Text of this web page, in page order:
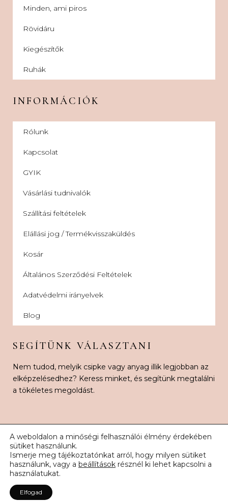
Minden, ami piros
Rövidáru
Kiegészítők
Ruhák
INFORMÁCIÓK
Rólunk
Kapcsolat
GYIK
Vásárlási tudnivalók
Szállítási feltételek
Elállási jog / Termékvisszaküldés
Kosár
Általános Szerződési Feltételek
Adatvédelmi irányelvek
Blog
SEGÍTÜNK VÁLASZTANI
Nem tudod, melyik csipke vagy anyag illik legjobban az
elképzelésedhez? Keress minket, és segítünk megtalálni
a tökéletes megoldást.
© 2026 Karnak Esküvői Csipke. Minden jog fenntartva.
A weboldalon a minőségi felhasználói élmény érdekében
sütiket használunk.
Ismerje meg tájékoztatónkat arról, hogy milyen sütiket
használunk, vagy a beállítások résznél ki lehet kapcsolni a
használatukat.
Elfogad